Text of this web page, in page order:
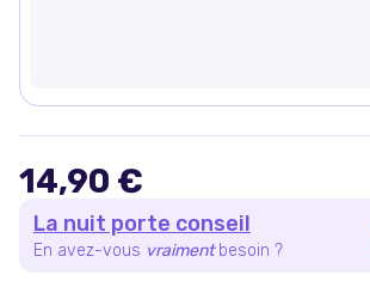
14,90 €
La nuit porte conseil
En avez-vous vraiment besoin ?